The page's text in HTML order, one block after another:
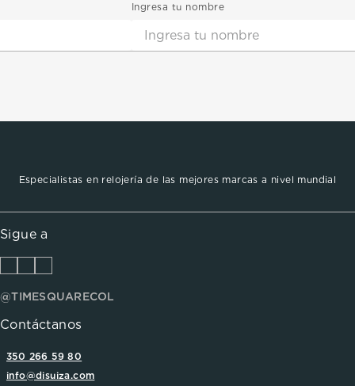
Ingresa tu nombre
Especialistas en relojería de las mejores marcas a nivel mundial
Sigue a
@TIMESQUARECOL
Contáctanos
350 266 59 80
info@disuiza.com